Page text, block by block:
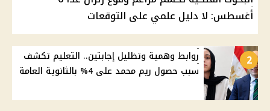
أغسطس: لا دليل علمي على التوقعات
2
روابط وهمية وتظليل إجابتين.. التعليم تكشف
سبب حصول ريم محمد على 4% بالثانوية العامة